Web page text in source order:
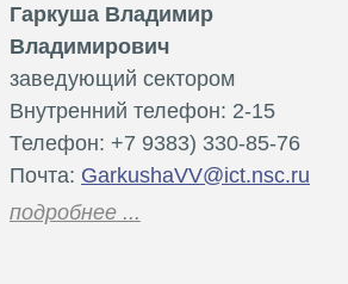
Гаркуша Владимир
Владимирович
заведующий сектором
Внутренний телефон: 2-15
Телефон: +7 9383) 330-85-76
Почта: GarkushaVV@ict.nsc.ru
подробнее ...